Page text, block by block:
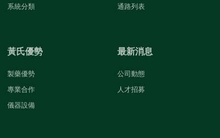
系統分類
通路列表
黃氏優勢
製藥優勢
專業合作
儀器設備
最新消息
公司動態
人才招募